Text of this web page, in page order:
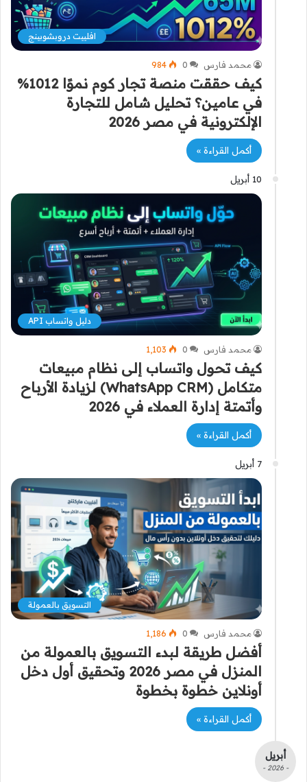
افلييت دروبشوبينج
محمد فارس 0
984
كيف حققت منصة تجار كوم نموًا 1012%
في عامين؟ تحليل شامل للتجارة
الإلكترونية في مصر 2026
أكمل القراءة »
10 أبريل
دليل واتساب API
محمد فارس 0 1٬103
كيف تحول واتساب إلى نظام مبيعات
متكامل (WhatsApp CRM) لزيادة الأرباح
وأتمتة إدارة العملاء في 2026
أكمل القراءة »
7 أبريل
التسويق بالعمولة
محمد فارس 0 1٬186
أفضل طريقة لبدء التسويق بالعمولة من
المنزل في مصر 2026 وتحقيق أول دخل
أونلاين خطوة بخطوة
أكمل القراءة »
أبريل
- 2026 -